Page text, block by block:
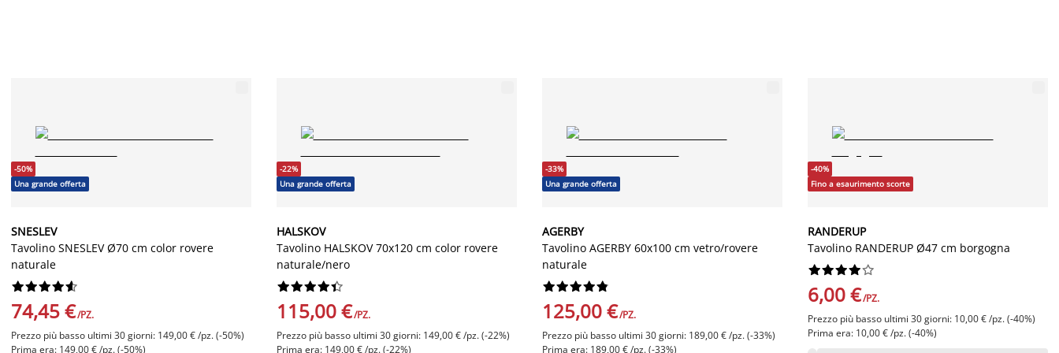
-50%
Una grande offerta
SNESLEV
Tavolino SNESLEV Ø70 cm color rovere
naturale






74,45 €/PZ.
Prezzo più basso ultimi 30 giorni: 149,00 € /pz. (-50%)
Prima era: 149,00 € /pz. (-50%)
-22%
Una grande offerta
HALSKOV
Tavolino HALSKOV 70x120 cm color rovere
naturale/nero






115,00 €/PZ.
Prezzo più basso ultimi 30 giorni: 149,00 € /pz. (-22%)
Prima era: 149,00 € /pz. (-22%)
-33%
Una grande offerta
AGERBY
Tavolino AGERBY 60x100 cm vetro/rovere
naturale






125,00 €/PZ.
Prezzo più basso ultimi 30 giorni: 189,00 € /pz. (-33%)
Prima era: 189,00 € /pz. (-33%)
-40%
Fino a esaurimento scorte
RANDERUP
Tavolino RANDERUP Ø47 cm borgogna






6,00 €/PZ.
Prezzo più basso ultimi 30 giorni: 10,00 € /pz. (-40%)
Prima era: 10,00 € /pz. (-40%)